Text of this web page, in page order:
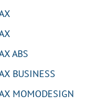
ABS
BUSINESS
MOMODESIGN